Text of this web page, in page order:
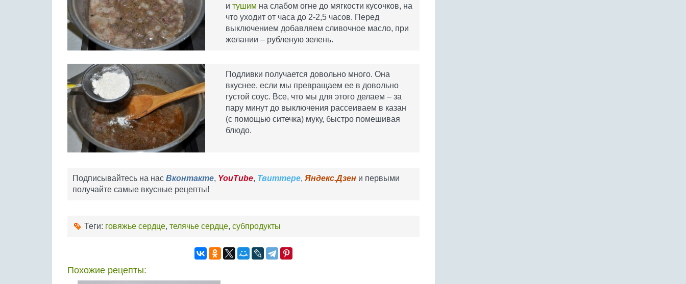
и тушим на слабом огне до мягкости кусочков, на
что уходит от часа до 2-2,5 часов. Перед
выключением добавляем сливочное масло, при
желании – рубленую зелень.
Подливки получается довольно много. Она
вкуснее, если мы превращаем ее в довольно
густой соус. Все, что мы для этого делаем – за
пару минут до выключения рассеиваем в казан
(с помощью ситечка) муку, быстро помешивая
блюдо.
Подписывайтесь на нас Вконтакте, YouTube, Твиттере, Яндекс.Дзен и первыми
получайте самые вкусные рецепты!
Теги: говяжье сердце, телячье сердце, субпродукты
Похожие рецепты: